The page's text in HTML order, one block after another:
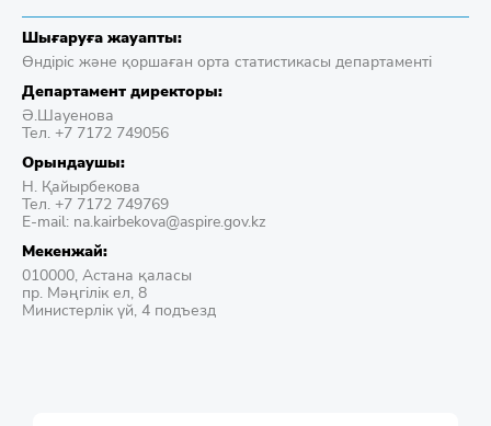
Шығаруға жауапты:
Өндіріс және қоршаған орта статистикасы департаменті
Департамент директоры:
Ә.Шауенова
Тел. +7 7172 749056
Орындаушы:
Н. Қайырбекова
Тел. +7 7172 749769
E-mail: na.kairbekova@aspire.gov.kz
Мекенжай:
010000, Астана қаласы
пр. Мәңгілік ел, 8
Министерлік үй, 4 подъезд